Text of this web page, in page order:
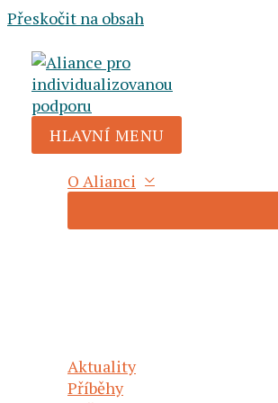
Přeskočit na obsah
HLAVNÍ MENU
O Alianci
Aktuality
Příběhy
Kulatý stůl na
nemocné děti“
Napsalaippcz /13 května, 2024